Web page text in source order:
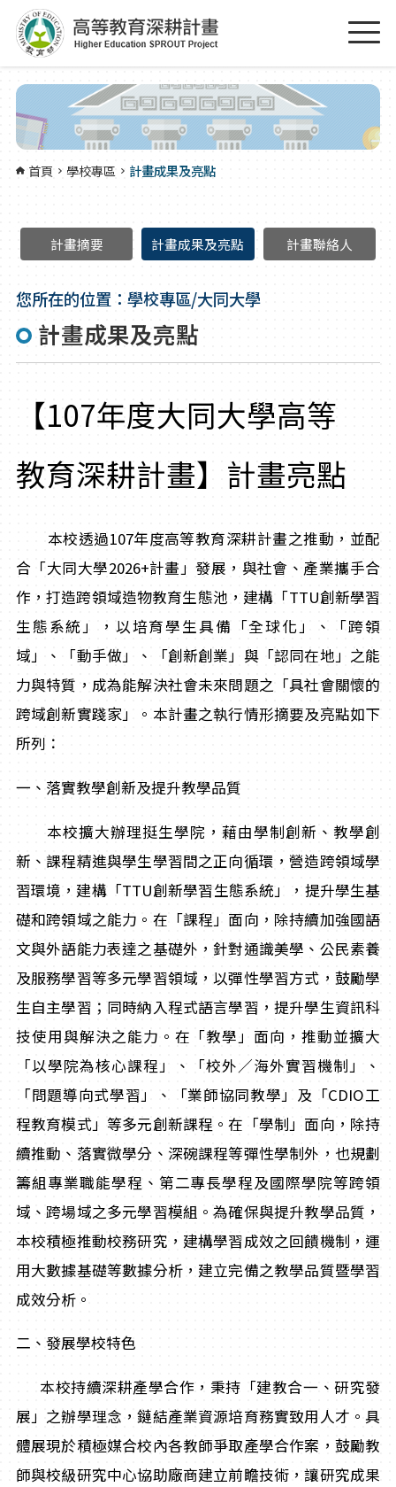
跳到主要內容區塊
首頁 學校專區 計畫成果及亮點
計畫摘要 計畫成果及亮點 計畫聯絡人
您所在的位置：學校專區/大同大學
計畫成果及亮點
【107年度大同大學高等
教育深耕計畫】計畫亮點
本校透過107年度高等教育深耕計畫之推動，並配
合「大同大學2026+計畫」發展，與社會、產業攜手合
作，打造跨領域造物教育生態池，建構「TTU創新學習
生態系統」，以培育學生具備「全球化」、「跨領
域」、「動手做」、「創新創業」與「認同在地」之能
力與特質，成為能解決社會未來問題之「具社會關懷的
跨域創新實踐家」。本計畫之執行情形摘要及亮點如下
所列：
一、落實教學創新及提升教學品質
本校擴大辦理挺生學院，藉由學制創新、教學創
新、課程精進與學生學習間之正向循環，營造跨領域學
習環境，建構「TTU創新學習生態系統」，提升學生基
礎和跨領域之能力。在「課程」面向，除持續加強國語
文與外語能力表達之基礎外，針對通識美學、公民素養
及服務學習等多元學習領域，以彈性學習方式，鼓勵學
生自主學習；同時納入程式語言學習，提升學生資訊科
技使用與解決之能力。在「教學」面向，推動並擴大
「以學院為核心課程」、「校外／海外實習機制」、
「問題導向式學習」、「業師協同教學」及「CDIO工
程教育模式」等多元創新課程。在「學制」面向，除持
續推動、落實微學分、深碗課程等彈性學制外，也規劃
籌組專業職能學程、第二專長學程及國際學院等跨領
域、跨場域之多元學習模組。為確保與提升教學品質，
本校積極推動校務研究，建構學習成效之回饋機制，運
用大數據基礎等數據分析，建立完備之教學品質暨學習
成效分析。
二、發展學校特色
本校持續深耕產學合作，秉持「建教合一、研究發
展」之辦學理念，鏈結產業資源培育務實致用人才。具
體展現於積極媒合校內各教師爭取產學合作案，鼓勵教
師與校級研究中心協助廠商建立前瞻技術，讓研究成果